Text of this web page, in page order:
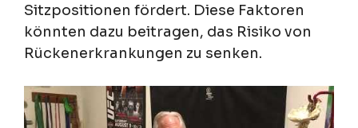
Sitzpositionen fördert. Diese Faktoren
könnten dazu beitragen, das Risiko von
Rückenerkrankungen zu senken.